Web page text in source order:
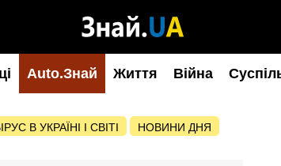
Auto.Знай Життя Війна
В УКРАЇНІ І СВІТІ НОВИНИ ДНЯ